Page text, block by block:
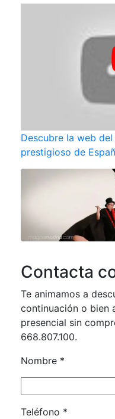
Descubre la web
prestigioso de
Contacta
Te animamos a
continuación o bien
presencial sin
668.807.100.
Nombre *
Teléfono *